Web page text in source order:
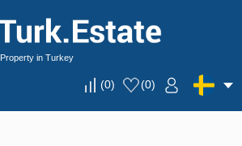
Property in Turkey
(0) (0)